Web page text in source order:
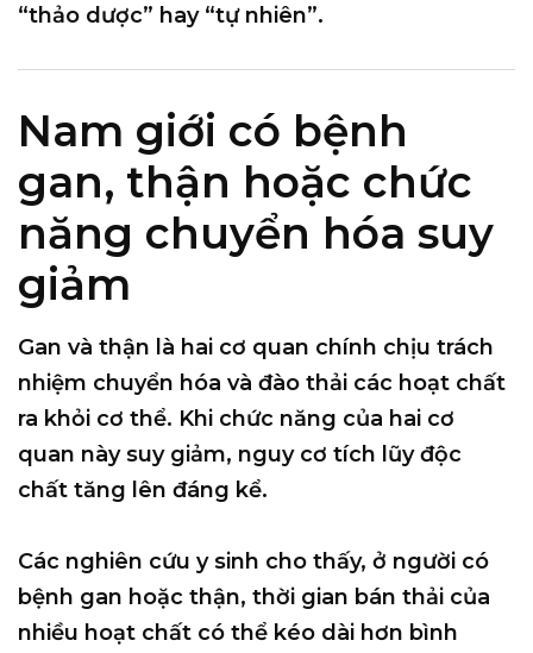
“thảo dược” hay “tự nhiên”.
Nam giới có bệnh
gan, thận hoặc chức
năng chuyển hóa suy
giảm
Gan và thận là hai cơ quan chính chịu trách
nhiệm chuyển hóa và đào thải các hoạt chất
ra khỏi cơ thể. Khi chức năng của hai cơ
quan này suy giảm, nguy cơ tích lũy độc
chất tăng lên đáng kể.
Các nghiên cứu y sinh cho thấy, ở người có
bệnh gan hoặc thận, thời gian bán thải của
nhiều hoạt chất có thể kéo dài hơn bình